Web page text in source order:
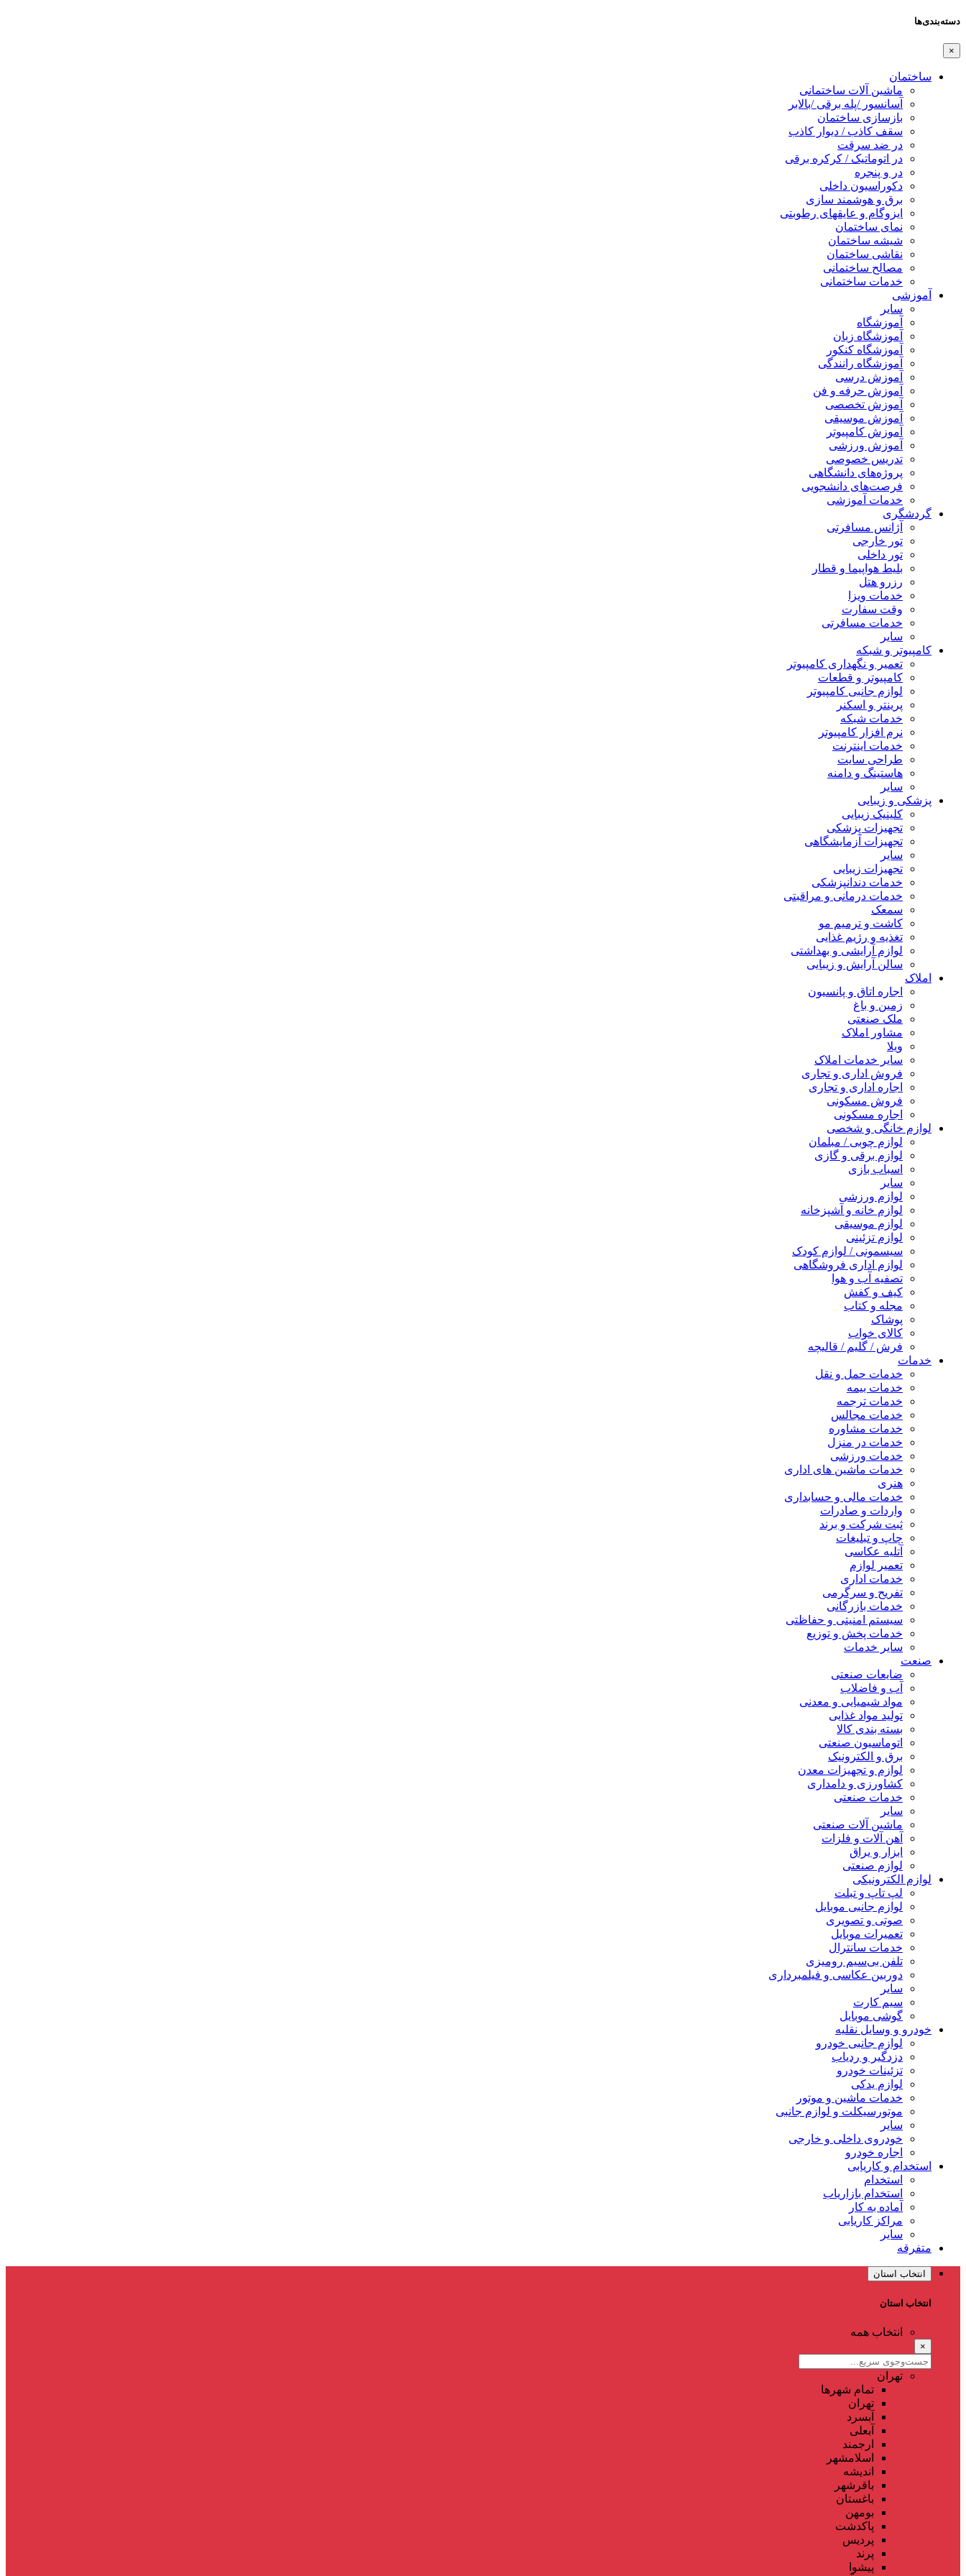
دسته‌بندی‌ها
×
ساختمان
ماشین آلات ساختمانی
آسانسور /پله برقی /بالابر
بازسازی ساختمان
سقف کاذب / دیوار کاذب
در ضد سرقت
در اتوماتیک / کرکره برقی
در و پنجره
دکوراسیون داخلی
برق و هوشمند سازی
ایزوگام و عایقهای رطوبتی
نمای ساختمان
شیشه ساختمان
نقاشی ساختمان
مصالح ساختمانی
خدمات ساختمانی
آموزشی
سایر
آموزشگاه
آموزشگاه زبان
آموزشگاه کنکور
آموزشگاه رانندگی
آموزش درسی
آموزش حرفه و فن
آموزش تخصصی
آموزش موسیقی
آموزش کامپیوتر
آموزش ورزشی
تدریس خصوصی
پروژه‌های دانشگاهی
فرصت‌های دانشجویی
خدمات آموزشی
گردشگری
آژانس مسافرتی
تور خارجی
تور داخلی
بلیط هواپیما و قطار
رزرو هتل
خدمات ویزا
وقت سفارت
خدمات مسافرتی
سایر
کامپیوتر و شبکه
تعمیر و نگهداری کامپیوتر
کامپیوتر و قطعات
لوازم جانبی کامپیوتر
پرینتر و اسکنر
خدمات شبکه
نرم افزار کامپیوتر
خدمات اینترنت
طراحی سایت
هاستینگ و دامنه
سایر
پزشکی و زیبایی
کلینیک زیبایی
تجهیزات پزشکی
تجهیزات آزمایشگاهی
سایر
تجهیزات زیبایی
خدمات دندانپزشکی
خدمات درمانی و مراقبتی
سمعک
کاشت و ترمیم مو
تغذیه و رژیم غذایی
لوازم آرایشی و بهداشتی
سالن آرایش و زیبایی
املاک
اجاره اتاق و پانسیون
زمین و باغ
ملک صنعتی
مشاور املاک
ویلا
سایر خدمات املاک
فروش اداری و تجاری
اجاره اداری و تجاری
فروش مسکونی
اجاره مسکونی
لوازم خانگی و شخصی
لوازم چوبی / مبلمان
لوازم برقی و گازی
اسباب بازی
سایر
لوازم ورزشی
لوازم خانه و آشپزخانه
لوازم موسیقی
لوازم تزئینی
سیسمونی / لوازم کودک
لوازم اداری فروشگاهی
تصفیه آب و هوا
کیف و کفش
مجله و کتاب
پوشاک
کالای خواب
فرش / گلیم / قالیچه
خدمات
خدمات حمل و نقل
خدمات بیمه
خدمات ترجمه
خدمات مجالس
خدمات مشاوره
خدمات در منزل
خدمات ورزشی
خدمات ماشین های اداری
هنری
خدمات مالی و حسابداری
واردات و صادرات
ثبت شرکت و برند
چاپ و تبلیغات
آتلیه عکاسی
تعمیر لوازم
خدمات اداری
تفریح و سرگرمی
خدمات بازرگانی
سیستم امنیتی و حفاظتی
خدمات پخش و توزیع
سایر خدمات
صنعت
ضایعات صنعتی
آب و فاضلاب
مواد شیمیایی و معدنی
تولید مواد غذایی
بسته بندی کالا
اتوماسیون صنعتی
برق و الکترونیک
لوازم و تجهیزات معدن
کشاورزی و دامداری
خدمات صنعتی
سایر
ماشین آلات صنعتی
آهن آلات و فلزات
ابزار و یراق
لوازم صنعتی
لوازم الکترونیکی
لپ تاپ و تبلت
لوازم جانبی موبایل
صوتی و تصویری
تعمیرات موبایل
خدمات سانترال
تلفن بی‌سیم رومیزی
دوربین عکاسی و فیلمبرداری
سایر
سیم کارت
گوشی موبایل
خودرو و وسایل نقلیه
لوازم جانبی خودرو
دزدگیر و ردیاب
تزئینات خودرو
لوازم یدکی
خدمات ماشین و موتور
موتورسیکلت و لوازم جانبی
سایر
خودروی داخلی و خارجی
اجاره خودرو
استخدام و کاریابی
استخدام
استخدام بازاریاب
آماده به کار
مراکز کاریابی
سایر
متفرقه
انتخاب استان
انتخاب استان
انتخاب همه
×
تهران
تمام شهر‌ها
تهران
آبسرد
آبعلی
ارجمند
اسلامشهر
اندیشه
باقرشهر
باغستان
بومهن
پاکدشت
پردیس
پرند
پیشوا